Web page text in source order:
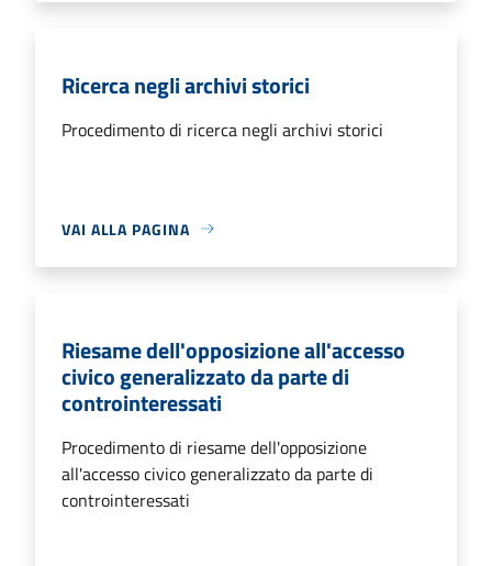
Ricerca negli archivi storici
Procedimento di ricerca negli archivi storici
VAI ALLA PAGINA
Riesame dell'opposizione all'accesso
civico generalizzato da parte di
controinteressati
Procedimento di riesame dell'opposizione
all'accesso civico generalizzato da parte di
controinteressati